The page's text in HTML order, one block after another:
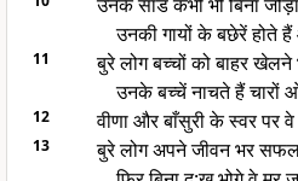
उनकी गायों के बछेरें होते
11
बुरे लोग बच्चों को बाहर
उनके बच्चें नाचते हैं चारों
12 वीणा और बाँसुरी के स्वर पर
13
बुरे लोग अपने जीवन भर